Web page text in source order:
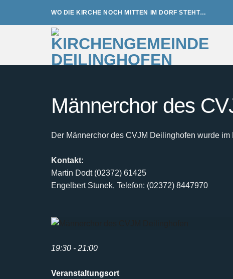
WO DIE KIRCHE NOCH MITTEN IM DORF STEHT…
Männerchor des
Der Männerchor des CVJM Deilinghofen wurde
Kontakt:
Martin Dodt (02372) 61425
Engelbert Stunek, Telefon: (02372) 8447970
19:30 - 21:00
Veranstaltungsort